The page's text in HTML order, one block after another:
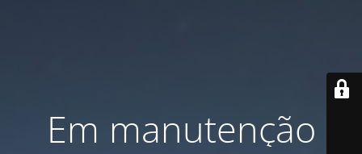
Em manutenção